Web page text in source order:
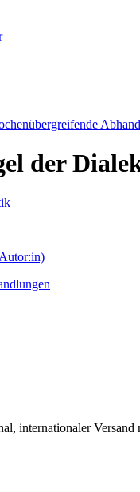
der
internationaler Versand